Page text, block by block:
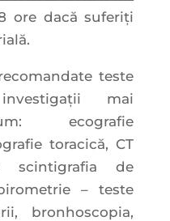
ore dacă suferiți
teste
mai
ecografie
toracică, CT
scintigrafia de
– teste
bronhoscopia,